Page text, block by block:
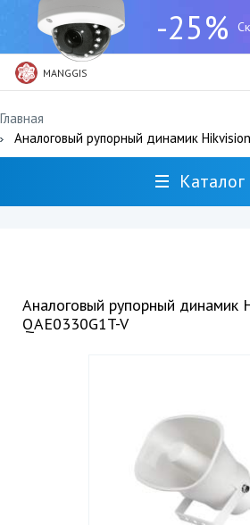
-25%
MANGGIS
Главная
Аналоговый рупорный динамик
Каталог
Аналоговый рупорный динамик
QAE0330G1T-V